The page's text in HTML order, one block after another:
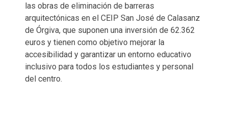
las obras de eliminación de barreras
arquitectónicas en el CEIP San José de Calasanz
de Órgiva, que suponen una inversión de 62.362
euros y tienen como objetivo mejorar la
accesibilidad y garantizar un entorno educativo
inclusivo para todos los estudiantes y personal
del centro.